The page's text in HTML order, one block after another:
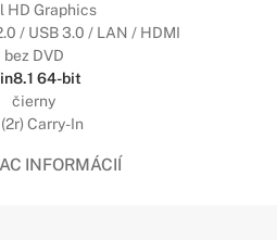
HD Graphics
/ USB 3.0 / LAN / HDMI
bez DVD
64-bit
čierny
Carry-In
INFORMÁCIÍ